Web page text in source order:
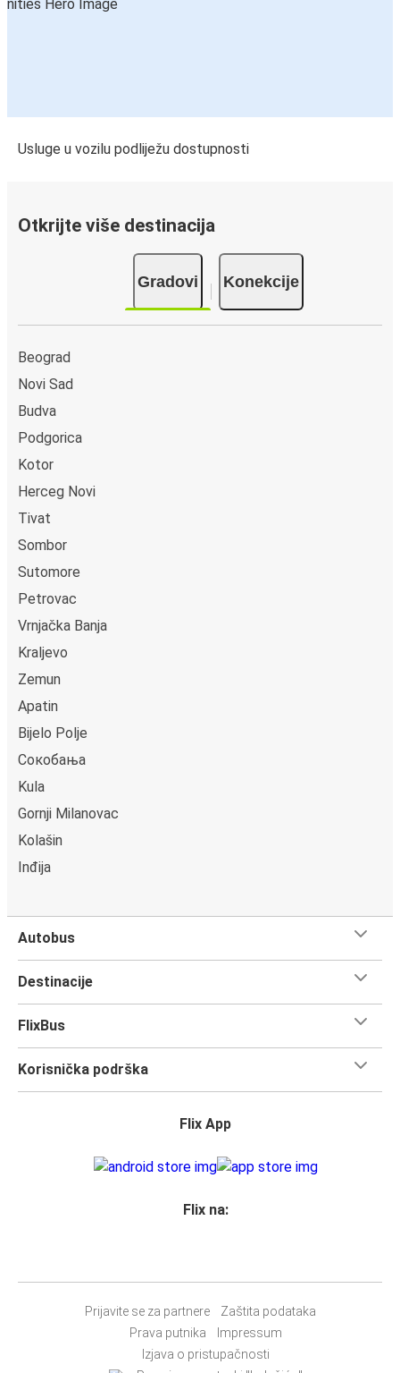
Usluge u vozilu podliježu dostupnosti
Otkrijte više destinacija
Gradovi Konekcije
Beograd
Novi Sad
Budva
Podgorica
Kotor
Herceg Novi
Tivat
Sombor
Sutomore
Petrovac
Vrnjačka Banja
Kraljevo
Zemun
Apatin
Bijelo Polje
Сокобања
Kula
Gornji Milanovac
Kolašin
Inđija
Autobus
Destinacije
FlixBus
Korisnička podrška
Flix App
Flix na:
Prijavite se za partnere
Zaštita podataka
Prava putnika
Impressum
Izjava o pristupačnosti